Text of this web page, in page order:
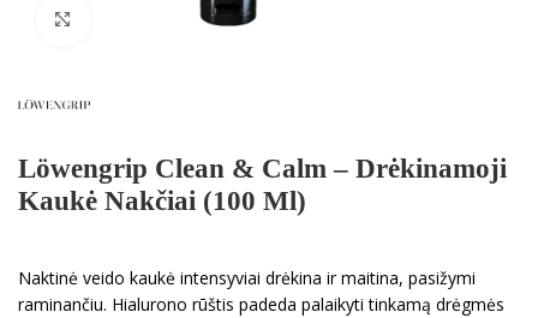
Spustelėkite norėdami padidinti
Löwengrip Clean & Calm – Drėkinamoji
Kaukė Nakčiai (100 Ml)
Naktinė veido kaukė intensyviai drėkina ir maitina, pasižymi
raminančiu. Hialurono rūštis padeda palaikyti tinkamą drėgmės